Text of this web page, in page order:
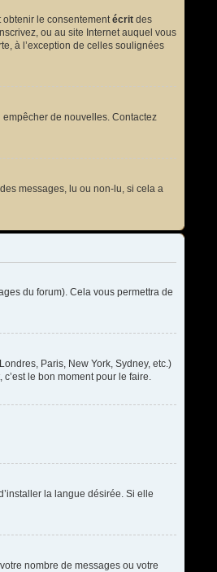
le consentementécrit des
ou au site Internet auquel vous
à l’exception de celles soulignées
empêcher de nouvelles. Contactez
messages, lu ou non-lu, si cela a
du forum). Cela vous permettra de
Paris, New York, Sydney, etc.)
le bon moment pour le faire.
la langue désirée. Si elle
nombre de messages ou votre